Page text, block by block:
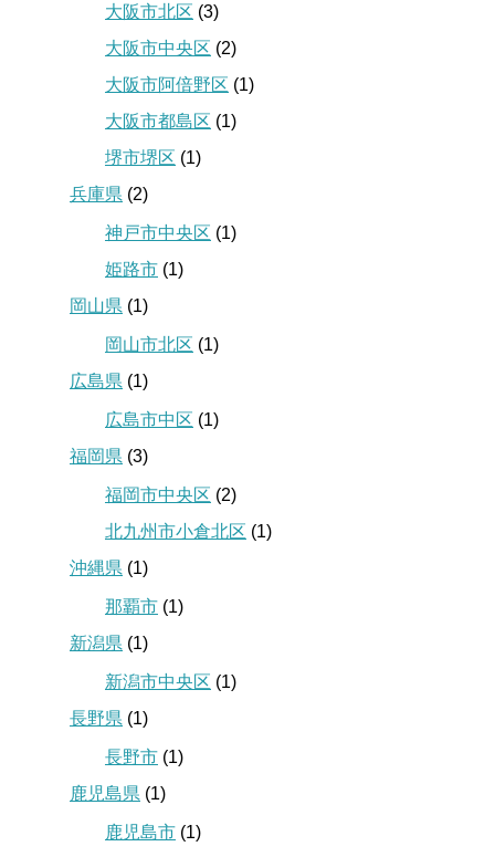
大阪市北区 (3)
大阪市中央区 (2)
大阪市阿倍野区 (1)
大阪市都島区 (1)
堺市堺区 (1)
兵庫県 (2)
神戸市中央区 (1)
姫路市 (1)
岡山県 (1)
岡山市北区 (1)
広島県 (1)
広島市中区 (1)
福岡県 (3)
福岡市中央区 (2)
北九州市小倉北区 (1)
沖縄県 (1)
那覇市 (1)
新潟県 (1)
新潟市中央区 (1)
長野県 (1)
長野市 (1)
鹿児島県 (1)
鹿児島市 (1)